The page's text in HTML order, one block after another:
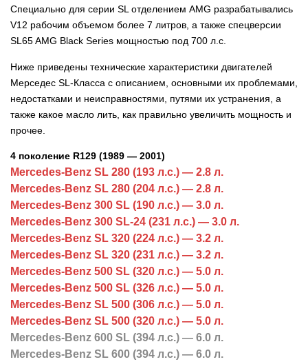
Специально для серии SL отделением AMG разрабатывались
V12 рабочим объемом более 7 литров, а также спецверсии
SL65 AMG Black Series мощностью под 700 л.с.
Ниже приведены технические характеристики двигателей
Мерседес SL-Класса с описанием, основными их проблемами,
недостатками и неисправностями, путями их устранения, а
также какое масло лить, как правильно увеличить мощность и
прочее.
4 поколение R129 (1989 — 2001)
Mercedes-Benz SL 280 (193 л.с.) — 2.8 л.
Mercedes-Benz SL 280 (204 л.с.) — 2.8 л.
Mercedes-Benz 300 SL (190 л.с.) — 3.0 л.
Mercedes-Benz 300 SL-24 (231 л.с.) — 3.0 л.
Mercedes-Benz SL 320 (224 л.с.) — 3.2 л.
Mercedes-Benz SL 320 (231 л.с.) — 3.2 л.
Mercedes-Benz 500 SL (320 л.с.) — 5.0 л.
Mercedes-Benz 500 SL (326 л.с.) — 5.0 л.
Mercedes-Benz SL 500 (306 л.с.) — 5.0 л.
Mercedes-Benz SL 500 (320 л.с.) — 5.0 л.
Mercedes-Benz 600 SL (394 л.с.) — 6.0 л.
Mercedes-Benz SL 600 (394 л.с.) — 6.0 л.